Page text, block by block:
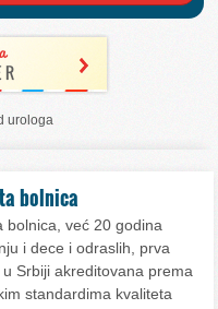
urologa
bolnica
bolnica, već 20 godina
i dece i odraslih, prva
Srbiji akreditovana prema
standardima kvaliteta